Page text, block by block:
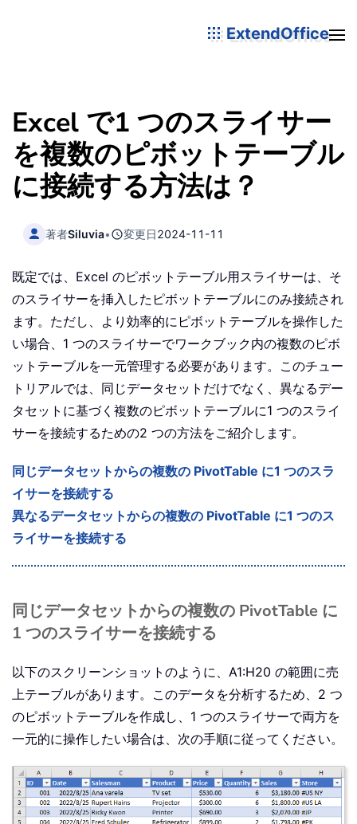
ExtendOffice
Excel で1 つのスライサー
を複数のピボットテーブル
に接続する方法は？
著者Siluvia• 変更日2024-11-11
既定では、Excel のピボットテーブル用スライサーは、そ
のスライサーを挿入したピボットテーブルにのみ接続され
ます。ただし、より効率的にピボットテーブルを操作した
い場合、1 つのスライサーでワークブック内の複数のピボ
ットテーブルを一元管理する必要があります。このチュー
トリアルでは、同じデータセットだけでなく、異なるデー
タセットに基づく複数のピボットテーブルに1 つのスライ
サーを接続するための2 つの方法をご紹介します。
同じデータセットからの複数の PivotTable に1 つのスラ
イサーを接続する
異なるデータセットからの複数の PivotTable に1 つのス
ライサーを接続する
同じデータセットからの複数の PivotTable に
1 つのスライサーを接続する
以下のスクリーンショットのように、A1:H20 の範囲に売
上テーブルがあります。このデータを分析するため、2 つ
のピボットテーブルを作成し、1 つのスライサーで両方を
一元的に操作したい場合は、次の手順に従ってください。